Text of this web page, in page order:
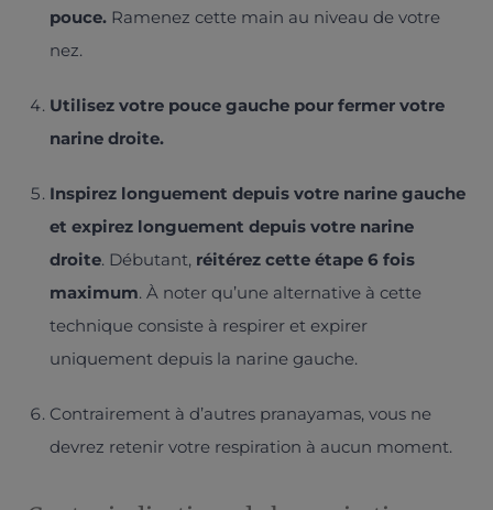
pouce. Ramenez cette main au niveau de votre
nez.
Utilisez votre pouce gauche pour fermer votre
narine droite.
Inspirez longuement depuis votre narine gauche
et expirez longuement depuis votre narine
droite. Débutant, réitérez cette étape 6 fois
maximum. À noter qu’une alternative à cette
technique consiste à respirer et expirer
uniquement depuis la narine gauche.
Contrairement à d’autres pranayamas, vous ne
devrez retenir votre respiration à aucun moment.